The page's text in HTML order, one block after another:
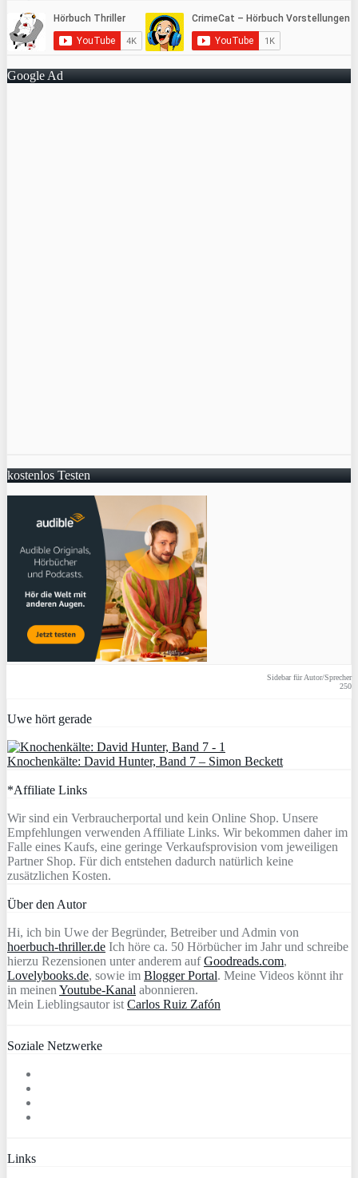
Google Ad
kostenlos Testen
Sidebar für Autor/Sprecher
250
Uwe hört gerade
Knochenkälte: David Hunter, Band 7 – Simon Beckett
*Affiliate Links
Wir sind ein Verbraucherportal und kein Online Shop. Unsere
Empfehlungen verwenden Affiliate Links. Wir bekommen daher im
Falle eines Kaufs, eine geringe Verkaufsprovision vom jeweiligen
Partner Shop. Für dich entstehen dadurch natürlich keine
zusätzlichen Kosten.
Über den Autor
Hi, ich bin Uwe der Begründer, Betreiber und Admin von
hoerbuch-thriller.de Ich höre ca. 50 Hörbücher im Jahr und schreibe
hierzu Rezensionen unter anderem aufGoodreads.com,
Lovelybooks.de, sowie im Blogger Portal. Meine Videos könnt ihr
in meinen Youtube-Kanal abonnieren.
Mein Lieblingsautor ist Carlos Ruiz Zafón
Soziale Netzwerke
Links